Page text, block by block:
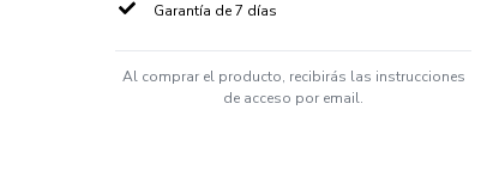
Garantía de 7 días
Al comprar el producto, recibirás las instrucciones
de acceso por email.